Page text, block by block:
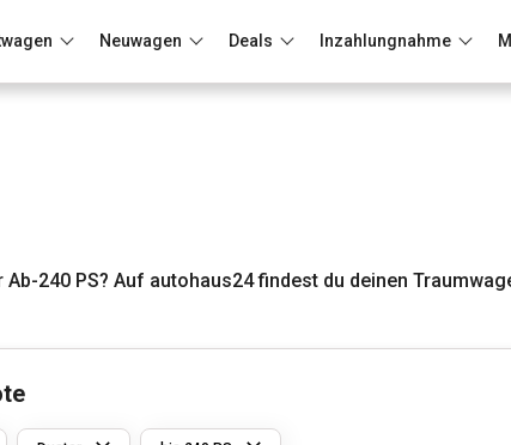
Neuwagen Deals Inzahlungnahme
240 PS? Auf autohaus24 findest du deinen